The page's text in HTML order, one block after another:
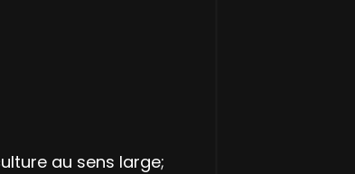
au sens large;